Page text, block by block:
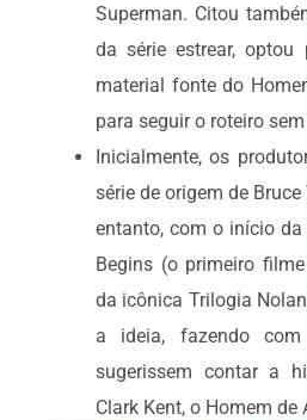
Superman. Citou
da série estrear,
material fonte do
para seguir o roteiro
Inicialmente, os
série de origem de
entanto, com o início
Begins (o primeiro
da icônica Trilogia
a ideia, fazendo
sugerissem contar a
Clark Kent, o Homem de